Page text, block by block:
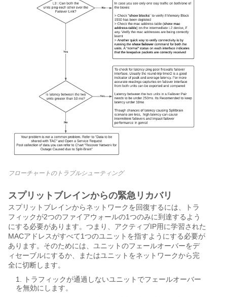
フローチャートのトラブルシューティング
スプリットブレインからの緊急リカバリ
スプリットブレインからネットワークを回復するには、トラ
フィックが2つのファイアウォールの1つのみに到達するよう
にする必要があります。つまり、アクティブIP用に学習された
MACアドレスがすべて1つのユニットを指すようにする必要が
あります。そのためには、ユニットのフェールオーバーをデ
ィセーブルにするか、またはユニットをネットワークから完
全に切断します。
トラフィックが通過しないユニットでフェールオーバー
を無効にします。